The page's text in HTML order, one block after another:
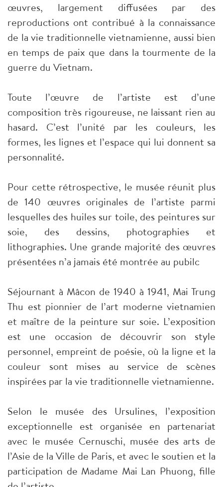
œuvres, largement diffusées par des
reproductions ont contribué à la connaissance
de la vie traditionnelle vietnamienne, aussi bien
en temps de paix que dans la tourmente de la
guerre du Vietnam.
Toute l’œuvre de l’artiste est d’une
composition très rigoureuse, ne laissant rien au
hasard. C’est l’unité par les couleurs, les
formes, les lignes et l’espace qui lui donnent sa
personnalité.
Pour cette rétrospective, le musée réunit plus
de 140 œuvres originales de l’artiste parmi
lesquelles des huiles sur toile, des peintures sur
soie, des dessins, photographies et
lithographies. Une grande majorité des œuvres
présentées n’a jamais été montrée au pubilc
Séjournant à Mâcon de 1940 à 1941, Mai Trung
Thu est pionnier de l’art moderne vietnamien
et maître de la peinture sur soie. L’exposition
est une occasion de découvrir son style
personnel, empreint de poésie, où la ligne et la
couleur sont mises au service de scènes
inspirées par la vie traditionnelle vietnamienne.
Selon le musée des Ursulines, l’exposition
exceptionnelle est organisée en partenariat
avec le musée Cernuschi, musée des arts de
l’Asie de la Ville de Paris, et avec le soutien et la
participation de Madame Mai Lan Phuong, fille